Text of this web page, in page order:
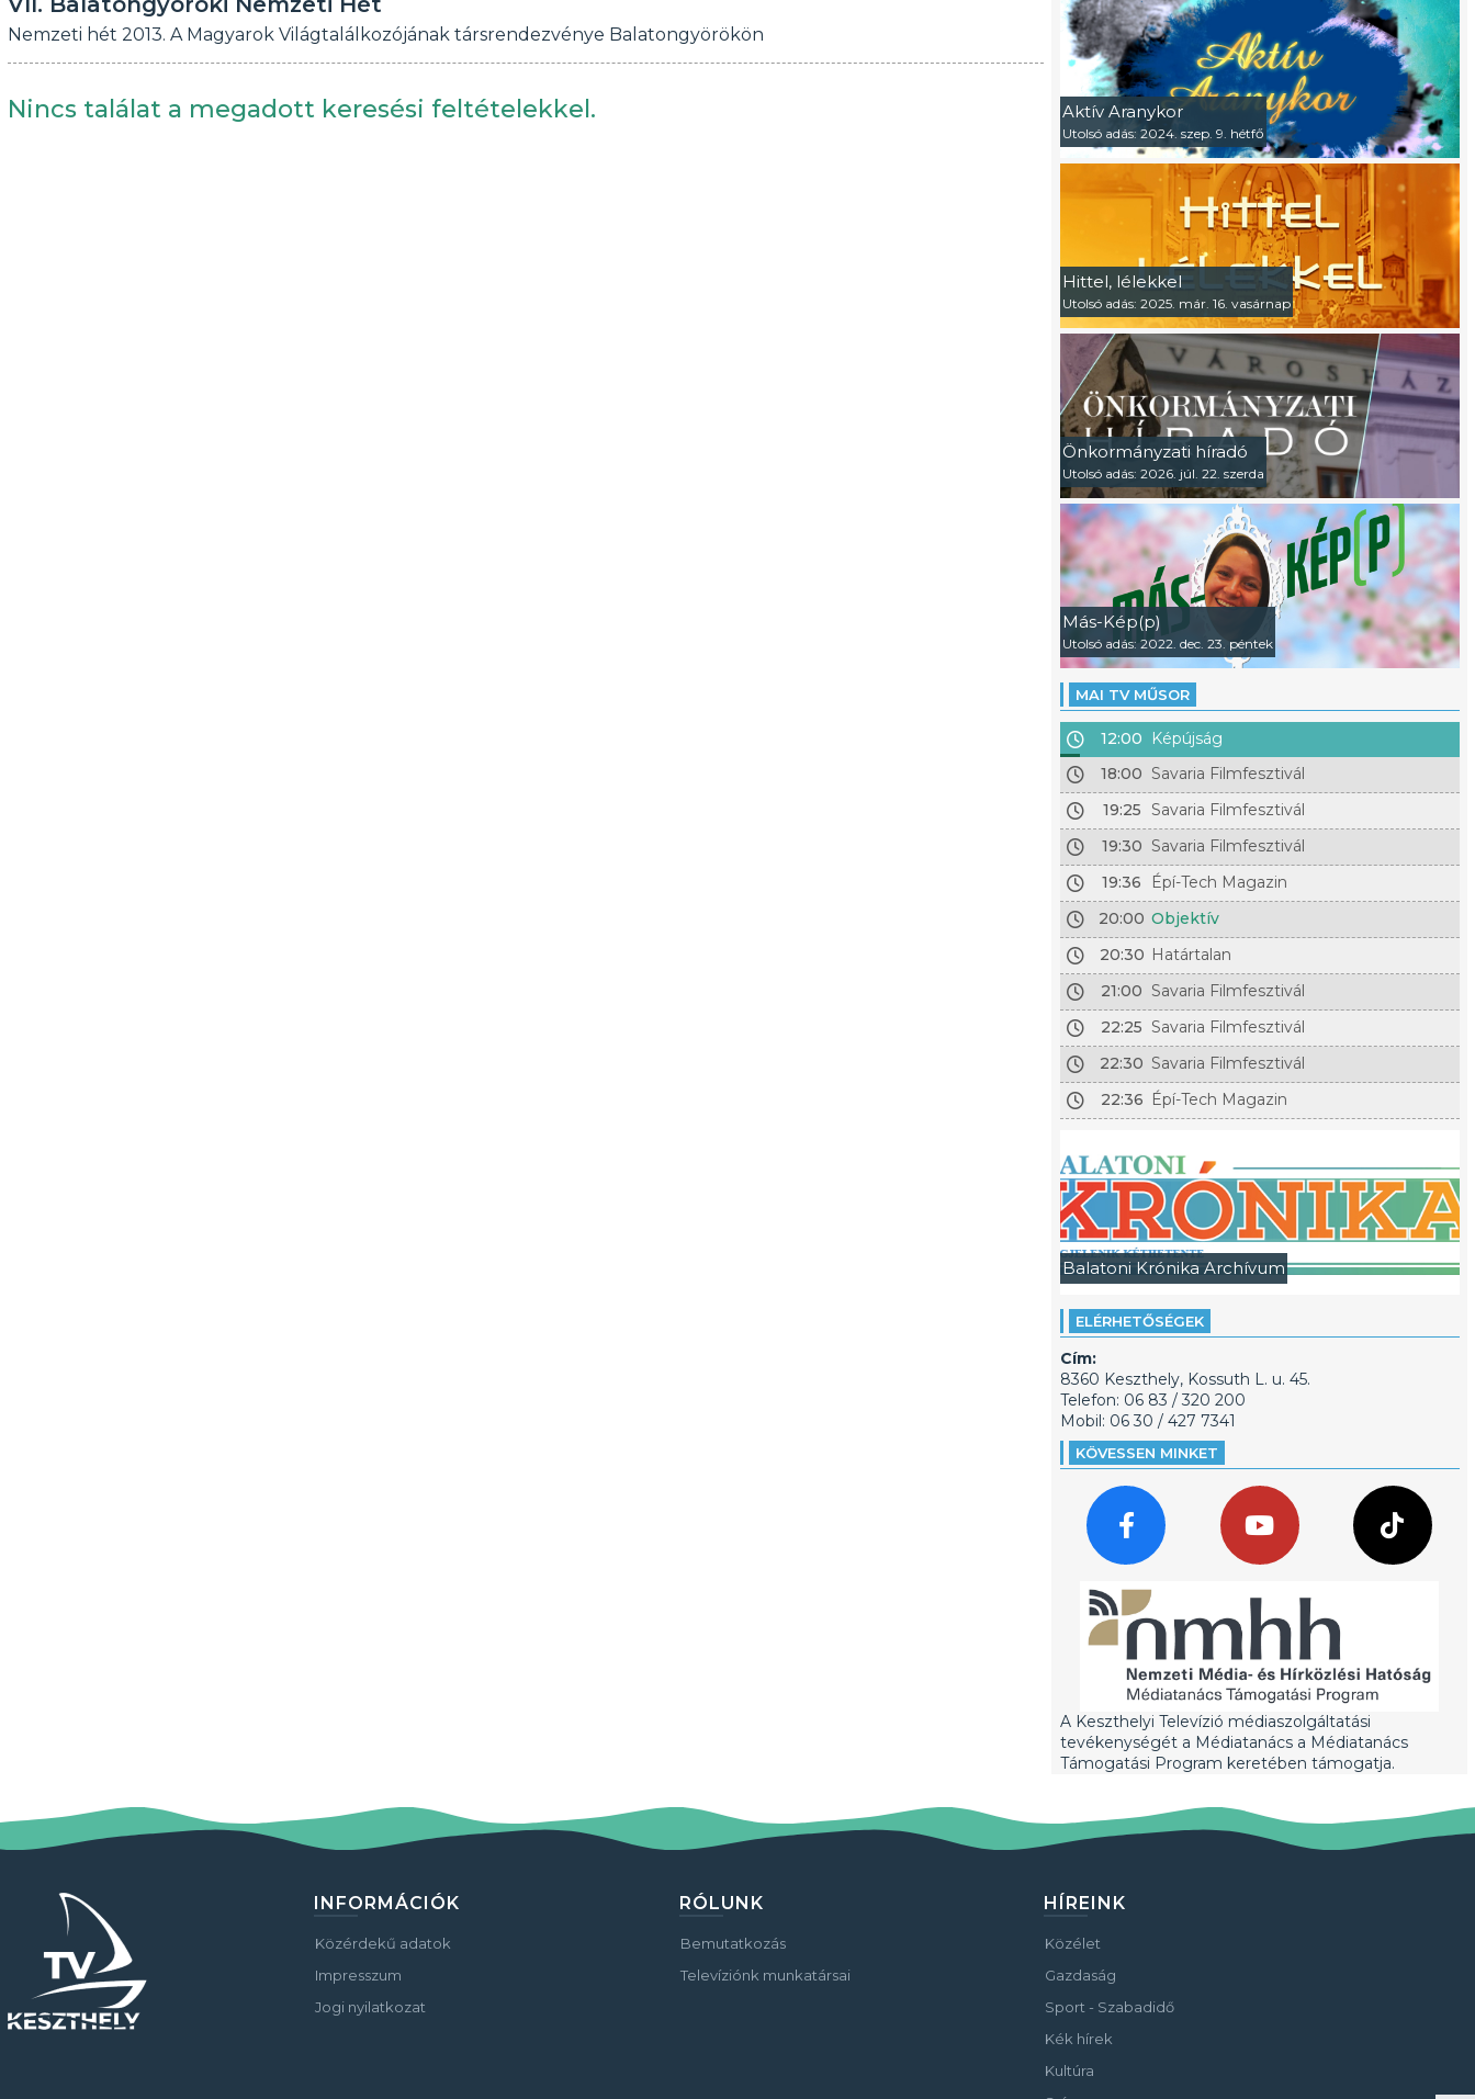
Nemzeti hét 2013. A Magyarok Világtalálkozójának társrendezvénye Balatongyörökön
Nincs találat a megadott keresési feltételekkel. Aktív Aranykor
Utolsó adás: 2024. szep. 9. hétfő
Hittel, lélekkel
Utolsó adás: 2025. már. 16. vasárnap
Önkormányzati híradó
Utolsó adás: 2026. júl. 22. szerda
Más-Kép(p)
Utolsó adás: 2022. dec. 23. péntek
MAI TV MŰSOR
12:00
Képújság
18:00 Savaria Filmfesztivál
19:25 Savaria Filmfesztivál
19:30 Savaria Filmfesztivál
19:36
Épí-Tech Magazin
20:00 Objektív
20:30 Határtalan
21:00 Savaria Filmfesztivál
22:25 Savaria Filmfesztivál
22:30 Savaria Filmfesztivál
22:36 Épí-Tech Magazin
Balatoni Krónika Archívum
ELÉRHETŐSÉGEK
Cím:
8360 Keszthely, Kossuth L. u. 45.
Telefon: 06 83 / 320 200
Mobil: 06 30 / 427 7341
KÖVESSEN MINKET
A Keszthelyi Televízió médiaszolgáltatási
tevékenységét a Médiatanács a Médiatanács
Támogatási Program keretében támogatja.
INFORMÁCIÓK
Közérdekű adatok
Impresszum
Jogi nyilatkozat
RÓLUNK
Bemutatkozás
Televíziónk munkatársai
HÍREINK
Közélet
Gazdaság
Sport - Szabadidő
Kék hírek
Kultúra